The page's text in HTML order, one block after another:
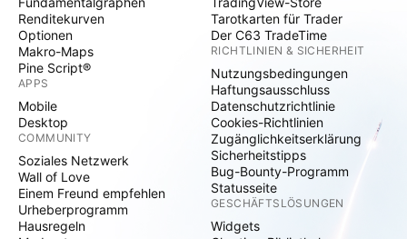
Renditekurven
Optionen
Makro-Maps
Pine Script®
APPS
Mobile
Desktop
COMMUNITY
Soziales Netzwerk
Wall of Love
Einem Freund empfehlen
Urheberprogramm
Hausregeln
Tarotkarten für Trader
Der C63 TradeTime
RICHTLINIEN & SICHERHEIT
Nutzungsbedingungen
Haftungsausschluss
Datenschutzrichtlinie
Cookies-Richtlinien
Zugänglichkeitserklärung
Sicherheitstipps
Bug-Bounty-Programm
Statusseite
GESCHÄFTSLÖSUNGEN
Widgets